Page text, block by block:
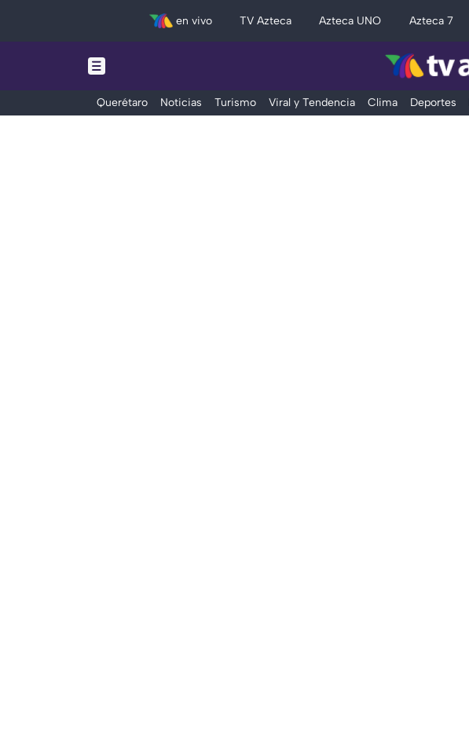
en vivo TV Azteca Azteca UNO Azteca 7
Querétaro Noticias Turismo Viral y Tendencia Clima Deportes